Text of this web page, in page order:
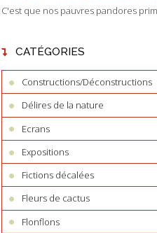
C'est que nos pauvres pandores
CATÉGORIES
Constructions/Déconstructions
Délires de la nature
Ecrans
Expositions
Fictions décalées
Fleurs de cactus
Flonflons